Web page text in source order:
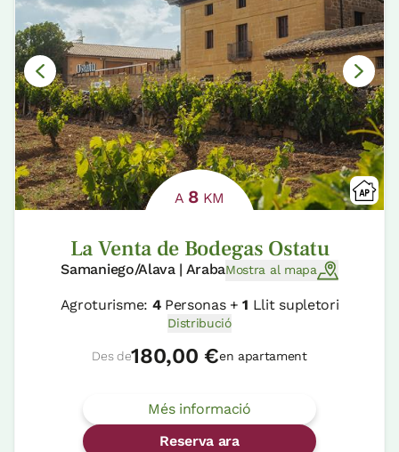
A 8 KM
La Venta de Bodegas Ostatu
Samaniego/Alava | ArabaMostra al mapa
Agroturisme: 4Personas +1 Llit supletori
Distribució
Des de180,00 €en apartament
Més informació
Reserva ara